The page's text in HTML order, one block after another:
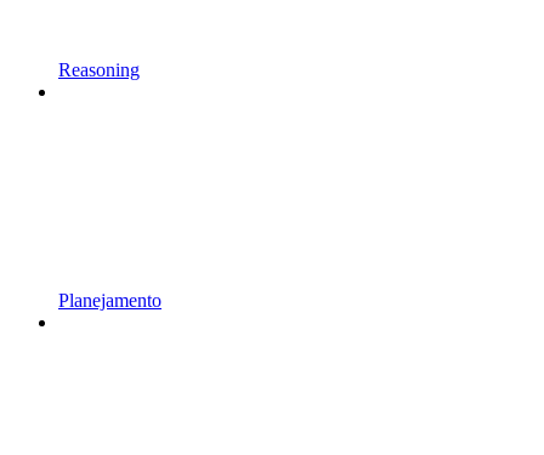
Reasoning
Planejamento